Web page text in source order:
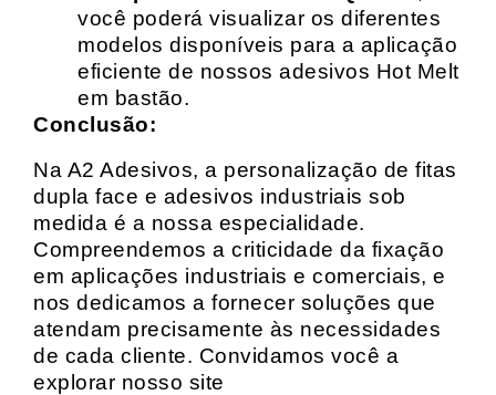
você poderá visualizar os diferentes
modelos disponíveis para a aplicação
eficiente de nossos adesivos Hot Melt
em bastão.
Conclusão:
Na A2 Adesivos, a personalização de fitas
dupla face e adesivos industriais sob
medida é a nossa especialidade.
Compreendemos a criticidade da fixação
em aplicações industriais e comerciais, e
nos dedicamos a fornecer soluções que
atendam precisamente às necessidades
de cada cliente. Convidamos você a
explorar nosso site